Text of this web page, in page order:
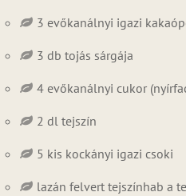
3 evőkanálnyi igazi
3 db tojás sárgája
4 evőkanálnyi cukor
2 dl tejszín
5 kis kockányi igazi csoki
lazán felvert tejszínhab a